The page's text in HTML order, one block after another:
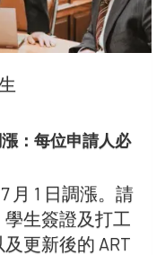
：每位申請人必
月 1 日調漲。請
生簽證及打工
更新後的 ART